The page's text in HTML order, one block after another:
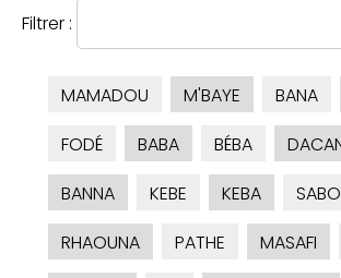
Filtrer :
MAMADOU M'BAYE BANA
FODÉ
BABA BÉBA
BANNA
KEBE KEBA
SABO
RHAOUNA
PATHE MASAFI